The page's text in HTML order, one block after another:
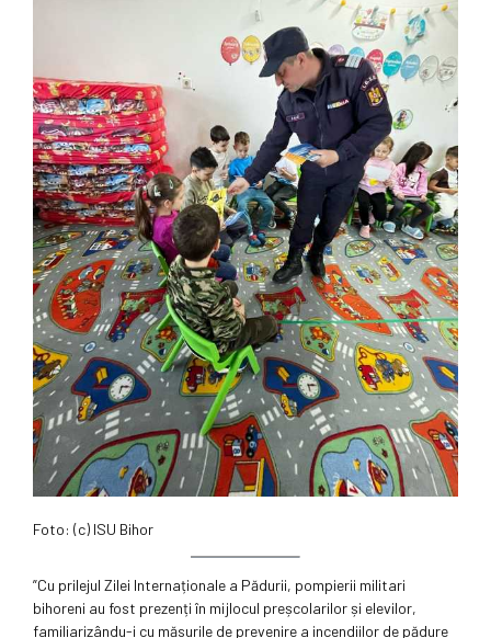
Foto: (c) ISU Bihor
”Cu prilejul Zilei Internaționale a Pădurii, pompierii militari
bihoreni au fost prezenți în mijlocul preșcolarilor și elevilor,
familiarizându-i cu măsurile de prevenire a incendiilor de pădure